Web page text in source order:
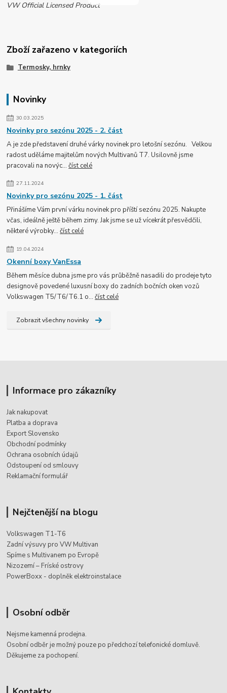
Novinky
30.03.2025
Novinky pro sezónu 2025 - 2. část
A je zde představení druhé várky novinek pro letošní sezónu. Velkou
radost uděláme majitelům nových Multivanů T7. Usilovně jsme
pracovali na novýc...číst celé
27.11.2024
Novinky pro sezónu 2025 - 1. část
Přinášíme Vám první várku novinek pro příští sezónu 2025. Nakupte
včas, ideálně ještě během zimy. Jak jsme se už vícekrát přesvědčili,
některé výrobky...číst celé
19.04.2024
Okenní boxy VanEssa
Během měsíce dubna jsme pro vás průběžně nasadili do prodeje tyto
designově povedené luxusní boxy do zadních bočních oken vozů
Volkswagen T5/T6/T6.1 o...číst celé
Zobrazit všechny novinky
VW Official Licensed Product
Zboží zařazeno v kategoriích
Termosky, hrnky
Informace pro zákazníky
Jak nakupovat
Platba a doprava
Export Slovensko
Obchodní podmínky
Ochrana osobních údajů
Odstoupení od smlouvy
Reklamační formulář
Nejčtenější na blogu
Volkswagen T1-T6
Zadní výsuvy pro VW Multivan
Spíme s Multivanem po Evropě
Nizozemí – Fríské ostrovy
PowerBoxx - doplněk elektroinstalace
Osobní odběr
Nejsme kamenná prodejna.
Osobní odběr je možný pouze po předchozí telefonické domluvě.
Děkujeme za pochopení.